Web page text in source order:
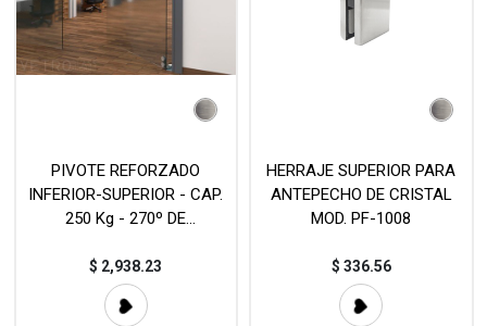
PIVOTE REFORZADO
INFERIOR-SUPERIOR - CAP.
250 Kg - 270º DE
VTR-017
$ 2,938.23
HERRAJE SUPERIOR PARA
ANTEPECHO DE CRISTAL
MOD. PF-1008
$ 336.56